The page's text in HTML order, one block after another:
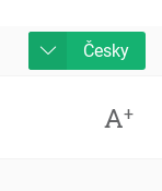
Česky
A+